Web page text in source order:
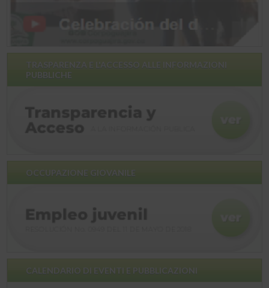
PUBBLICHE
OCCUPAZIONE GIOVANILE
CALENDARIO DI EVENTI E PUBBLICAZIONI